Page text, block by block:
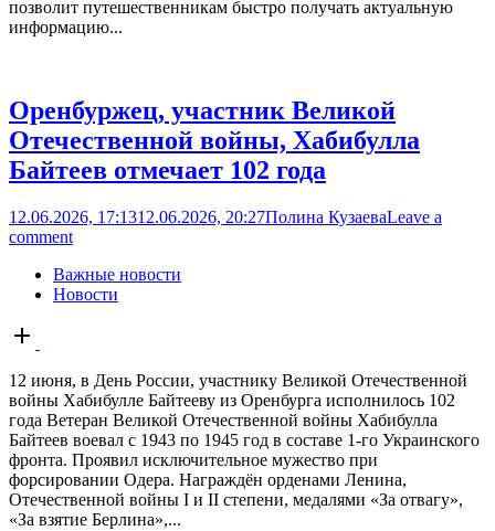
позволит путешественникам быстро получать актуальную
информацию...
Оренбуржец, участник Великой
Отечественной войны, Хабибулла
Байтеев отмечает 102 года
12.06.2026, 17:1312.06.2026, 20:27Полина КузаеваLeave a
comment
Важные новости
Новости
Open
post
12 июня, в День России, участнику Великой Отечественной
войны Хабибулле Байтееву из Оренбурга исполнилось 102
года Ветеран Великой Отечественной войны Хабибулла
Байтеев воевал с 1943 по 1945 год в составе 1-го Украинского
фронта. Проявил исключительное мужество при
форсировании Одера. Награждён орденами Ленина,
Отечественной войны I и II степени, медалями «За отвагу»,
«За взятие Берлина»,...